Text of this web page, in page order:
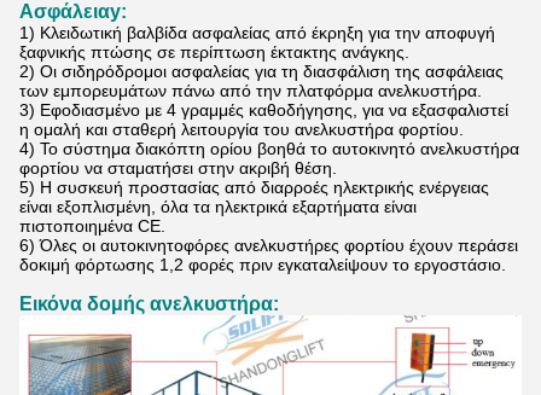
Ασφάλειαy:
1) Κλειδωτική βαλβίδα ασφαλείας από έκρηξη για την αποφυγή
ξαφνικής πτώσης σε περίπτωση έκτακτης ανάγκης.
2) Οι σιδηρόδρομοι ασφαλείας για τη διασφάλιση της ασφάλειας
των εμπορευμάτων πάνω από την πλατφόρμα ανελκυστήρα.
3) Εφοδιασμένο με 4 γραμμές καθοδήγησης, για να εξασφαλιστεί
η ομαλή και σταθερή λειτουργία του ανελκυστήρα φορτίου.
4) Το σύστημα διακόπτη ορίου βοηθά το αυτοκινητό ανελκυστήρα
φορτίου να σταματήσει στην ακριβή θέση.
5) Η συσκευή προστασίας από διαρροές ηλεκτρικής ενέργειας
είναι εξοπλισμένη, όλα τα ηλεκτρικά εξαρτήματα είναι
πιστοποιημένα CE.
6) Όλες οι αυτοκινητοφόρες ανελκυστήρες φορτίου έχουν περάσει
δοκιμή φόρτωσης 1,2 φορές πριν εγκαταλείψουν το εργοστάσιο.
Εικόνα δομής ανελκυστήρα: